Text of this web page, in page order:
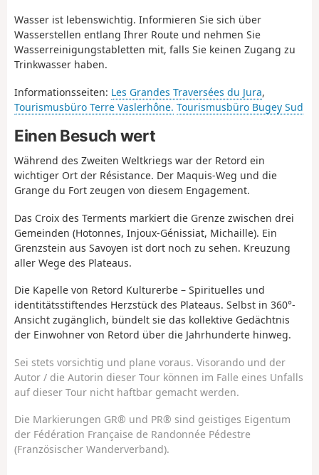
Wasser ist lebenswichtig. Informieren Sie sich über
Wasserstellen entlang Ihrer Route und nehmen Sie
Wasserreinigungstabletten mit, falls Sie keinen Zugang zu
Trinkwasser haben.
Informationsseiten: Les Grandes Traversées du Jura,
Tourismusbüro Terre Vaslerhône. Tourismusbüro Bugey Sud
Einen Besuch wert
Während des Zweiten Weltkriegs war der Retord ein
wichtiger Ort der Résistance. Der Maquis-Weg und die
Grange du Fort zeugen von diesem Engagement.
Das Croix des Terments markiert die Grenze zwischen drei
Gemeinden (Hotonnes, Injoux-Génissiat, Michaille). Ein
Grenzstein aus Savoyen ist dort noch zu sehen. Kreuzung
aller Wege des Plateaus.
Die Kapelle von Retord Kulturerbe – Spirituelles und
identitätsstiftendes Herzstück des Plateaus. Selbst in 360°-
Ansicht zugänglich, bündelt sie das kollektive Gedächtnis
der Einwohner von Retord über die Jahrhunderte hinweg.
Sei stets vorsichtig und plane voraus. Visorando und der
Autor / die Autorin dieser Tour können im Falle eines Unfalls
auf dieser Tour nicht haftbar gemacht werden.
Die Markierungen GR® und PR® sind geistiges Eigentum
der Fédération Française de Randonnée Pédestre
(Französischer Wanderverband).